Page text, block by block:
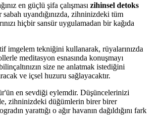
en güçlü şifa çalışması zihinsel detoks
sabah uyandığınızda, zihninizdeki tüm
hiçbir sansür uygulamadan bir kağıda
imgelem tekniğini kullanarak, rüyalarınızda
meditasyon esnasında konuşmayı
size ne anlatmak istediğini
ve içsel huzuru sağlayacaktır.
en sevdiği eylemdir. Düşüncelerinizi
zihninizdeki düğümlerin birer birer
yarattığı o ağır havanın dağıldığını fark